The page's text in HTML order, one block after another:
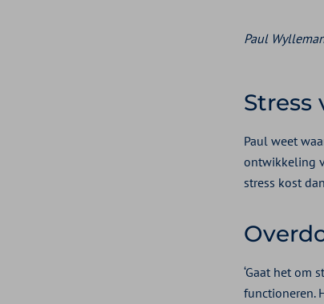
Paul
Stress
Paul weet
ontwikkeling
stress kost
‘Gaat het om
functioneren.